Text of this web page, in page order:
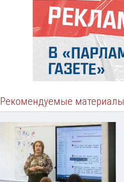
Рекомендуемые материалы